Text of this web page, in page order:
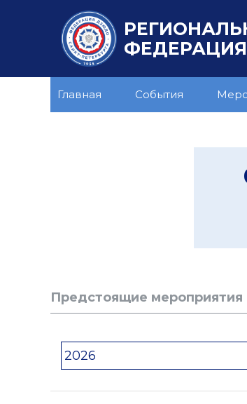
Главная События
Предстоящие мероприятия